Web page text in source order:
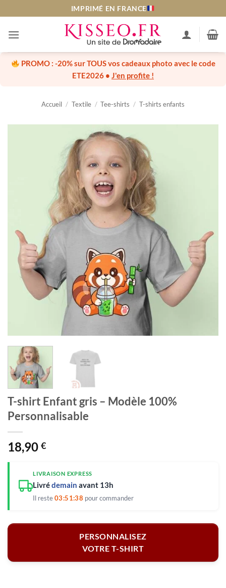
au
contenu
IMPRIMÉ EN FRANCE
PROMO : -20% sur TOUS vos cadeaux photo avec le code
ETE2026 • J'en profite !
Accueil / Textile / Tee-shirts / T-shirts enfants
T-shirt Enfant gris – Modèle 100%
Personnalisable
18,90 €
LIVRAISON EXPRESS
Livrédemain avant 13h
Il reste03:51:38 pour commander
PERSONNALISEZ
VOTRE T-SHIRT